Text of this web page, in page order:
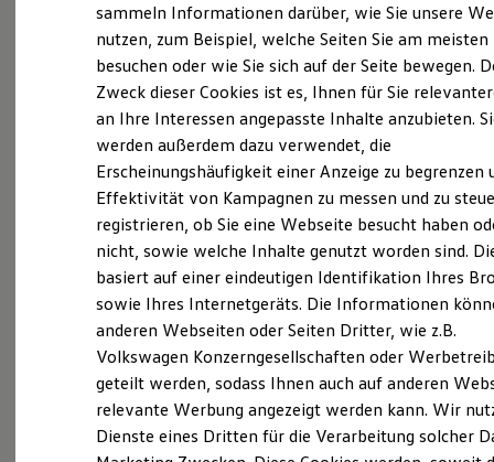
Der ID.4
Der ID.4 GTX
Der ID.5 GTX
Der ID.7 GTX
Der ID.7 Tourer
Der ID.7 GTX Tourer
Der neue ID. Cross
Elektrofahrzeugkonzepte
ID. EVERY1
Reichweite
Reichweite der ID. Modelle
Reichweite im Winter
Rekuperation
Laden unterwegs
Laden Zuhause
Ladestationen finden
Ladezeitensimulator
Batterie
Sicherheit
Garantie und Lebensdauer
Probefahrt vereinbaren
Fahrzeugangebot anfordern
Servicetermin buchen
Serviceanfrage stellen
sammeln Informationen darüber, wie Sie unsere
nutzen, zum Beispiel, welche Seiten Sie am meisten
besuchen oder wie Sie sich auf der Seite bewegen.
Zweck dieser Cookies ist es, Ihnen für Sie
an Ihre Interessen angepasste Inhalte anzubieten.
werden außerdem dazu verwendet, die
Erscheinungshäufigkeit einer Anzeige zu begrenzen
Effektivität von Kampagnen zu messen und zu
registrieren, ob Sie eine Webseite besucht haben
nicht, sowie welche Inhalte genutzt worden sind.
basiert auf einer eindeutigen Identifikation Ihres
sowie Ihres Internetgeräts. Die Informationen
anderen Webseiten oder Seiten Dritter, wie z.B.
Volkswagen Konzerngesellschaften oder
geteilt werden, sodass Ihnen auch auf anderen
relevante Werbung angezeigt werden kann. Wir
Dienste eines Dritten für die Verarbeitung solcher